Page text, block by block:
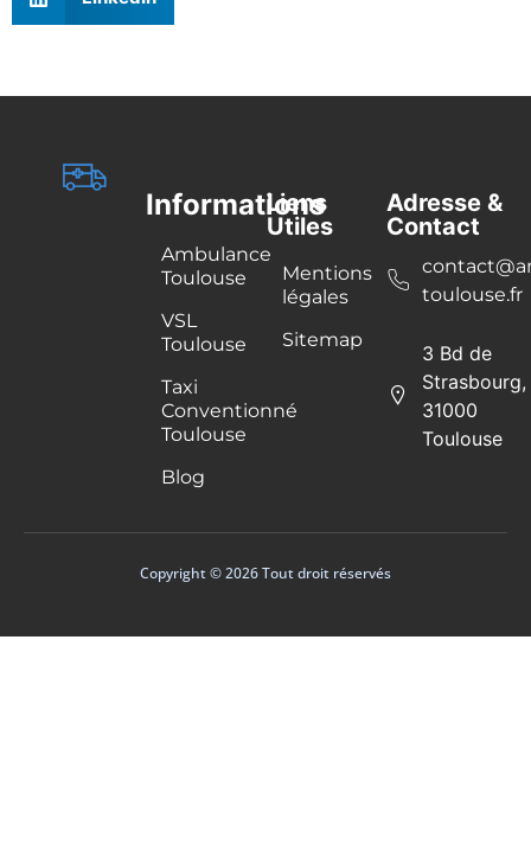
Informations
Ambulance
Toulouse
VSL
Toulouse
Taxi
Conventionné
Toulouse
Blog
Liens
Utiles
Mentions
légales
Sitemap
Adresse &
Contact
toulouse.fr
3 Bd de
Strasbourg,
31000
Toulouse
Copyright © 2026 Tout droit réservés